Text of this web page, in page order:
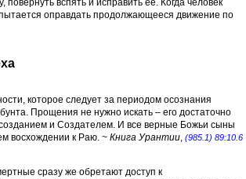
вспять и исправить ее. Когда человек
оправдать продолжающееся движение по
которое следует за периодом осознания
Прощения не нужно искать – его достаточно
и Создателем. И все верные Божьи сыны
восхождении к Раю. ~ Книга Урантии, (985.1) 89:10.6
сразу же обретают доступ к